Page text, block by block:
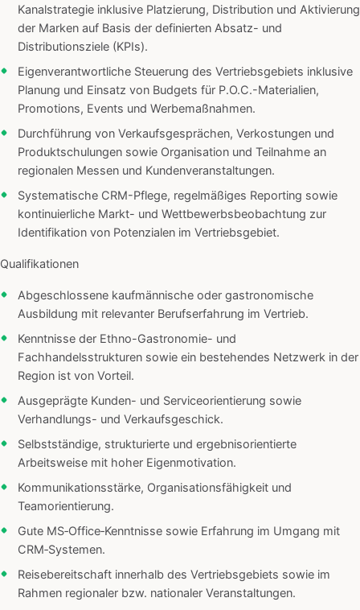
Kanalstrategie inklusive Platzierung, Distribution und Aktivierung
der Marken auf Basis der definierten Absatz- und
Distributionsziele (KPIs).
Eigenverantwortliche Steuerung des Vertriebsgebiets inklusive
Planung und Einsatz von Budgets für P.O.C.-Materialien,
Promotions, Events und Werbemaßnahmen.
Durchführung von Verkaufsgesprächen, Verkostungen und
Produktschulungen sowie Organisation und Teilnahme an
regionalen Messen und Kundenveranstaltungen.
Systematische CRM-Pflege, regelmäßiges Reporting sowie
kontinuierliche Markt- und Wettbewerbsbeobachtung zur
Identifikation von Potenzialen im Vertriebsgebiet.
Qualifikationen
Abgeschlossene kaufmännische oder gastronomische
Ausbildung mit relevanter Berufserfahrung im Vertrieb.
Kenntnisse der Ethno-Gastronomie- und
Fachhandelsstrukturen sowie ein bestehendes Netzwerk in der
Region ist von Vorteil.
Ausgeprägte Kunden- und Serviceorientierung sowie
Verhandlungs- und Verkaufsgeschick.
Selbstständige, strukturierte und ergebnisorientierte
Arbeitsweise mit hoher Eigenmotivation.
Kommunikationsstärke, Organisationsfähigkeit und
Teamorientierung.
Gute MS‑Office‑Kenntnisse sowie Erfahrung im Umgang mit
CRM‑Systemen.
Reisebereitschaft innerhalb des Vertriebsgebiets sowie im
Rahmen regionaler bzw. nationaler Veranstaltungen.